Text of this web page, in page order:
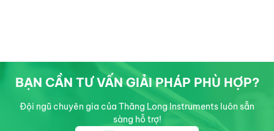
BẠN CẦN TƯ VẤN GIẢI PHÁP PHÙ HỢP?
Đội ngũ chuyên gia của Thăng Long Instruments luôn sẵn
sàng hỗ trợ!